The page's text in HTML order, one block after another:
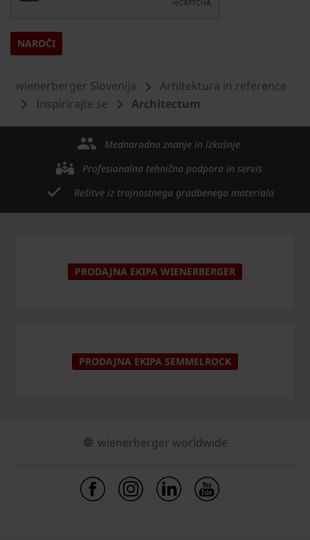
wienerberger Slovenija
Arhitektura in reference
Inspirirajte se
Architectum
Mednarodno znanje in izkušnje
Profesionalna tehnična podpora in servis
Rešitve iz trajnostnega gradbenega materiala
PRODAJNA EKIPA WIENERBERGER
PRODAJNA EKIPA SEMMELROCK
wienerberger worldwide